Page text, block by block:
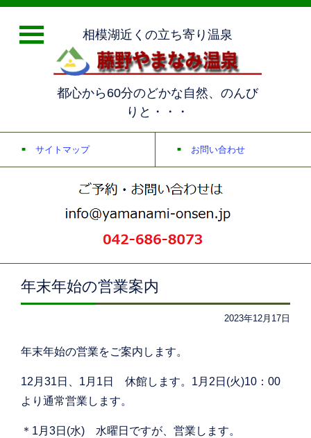
相模湖近くの立ち寄り温泉
都心から60分のどかな自然、のんび
りと・・・
サイトマップ お問い合わせ
年末年始の営業案内
2023年12月17日
年末年始の営業をご案内します。
12月31日、1月1日 休館します。1月2日(火)10：00
より通常営業します。
＊1月3日(水) 水曜日ですが、営業します。